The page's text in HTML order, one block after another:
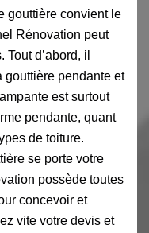
gouttière convient le
Rénovation peut
d’abord, il
gouttière pendante et
est surtout
pendante, quant
de toiture.
se porte votre
possède toutes
concevoir et
vite votre devis et